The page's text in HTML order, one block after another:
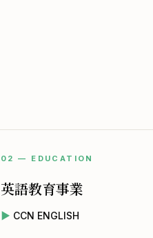
02 — EDUCATION
英語教育事業
CCN ENGLISH